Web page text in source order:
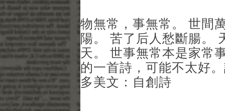
物無常，事無常。 世間
陽。 苦了后人愁斷腸。
天。 世事無常本是家常
的一首詩，可能不太好
多美文：自創詩